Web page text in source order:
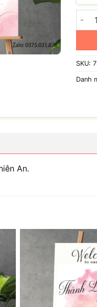
SKU:
Danh
An.